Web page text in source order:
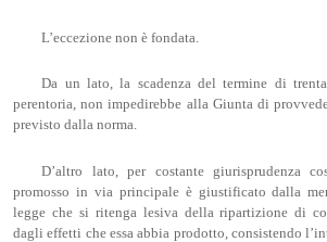
L’eccezione non è fondata.
Da un lato, la scadenza del termine di
perentoria, non impedirebbe alla Giunta di
previsto dalla norma.
D’altro lato, per costante giurisprudenza
promosso in via principale è giustificato dalla
legge che si ritenga lesiva della ripartizione di
dagli effetti che essa abbia prodotto, consistendo